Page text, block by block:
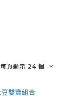
每頁顯示 24 個